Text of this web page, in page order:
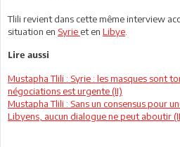
Tlili revient dans cette même interview
situation en Syrie et en Libye
Lire aussi
Mustapha Tlili : Syrie : les masques sont
négociations est urgente (II)
Mustapha Tlili : Sans un consensus pour
Libyens, aucun dialogue ne peut aboutir